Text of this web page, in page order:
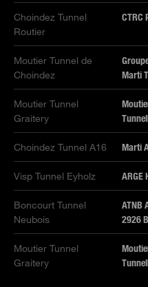
Choindez Tunnel
Routier
CTRC
Moutier Tunnel de
Choindez
Marti
Moutier Tunnel
Graitery
Choindez Tunnel A16 Marti
Visp Tunnel Eyholz ARGE
Boncourt Tunnel
Neubois
ATNB
2926
Moutier Tunnel
Graitery